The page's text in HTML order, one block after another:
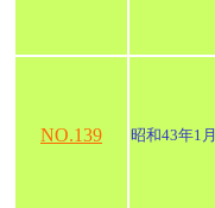
NO.139 昭和43年1月